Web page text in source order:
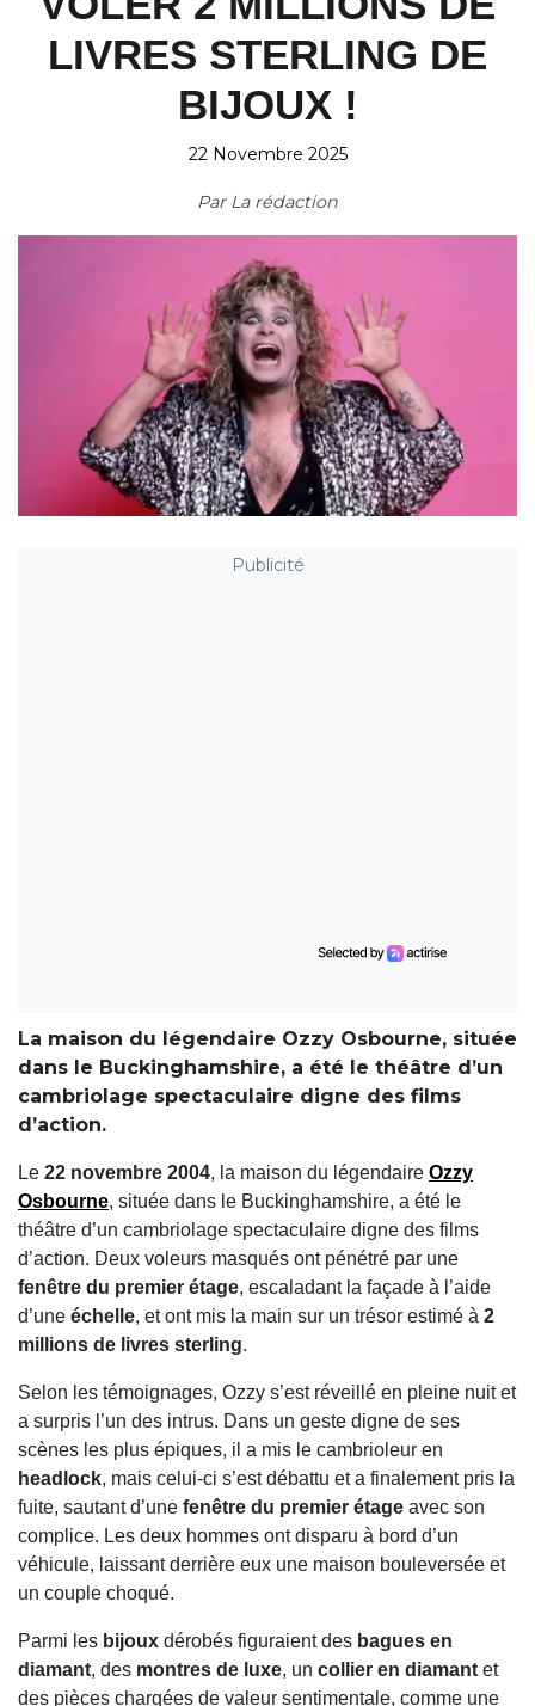
LIVRES STERLING DE
BIJOUX !
22 Novembre 2025
Par La rédaction
Publicité
La maison du légendaire Ozzy Osbourne, située
dans le Buckinghamshire, a été le théâtre d’un
cambriolage spectaculaire digne des films
d’action.
Le 22 novembre 2004, la maison du légendaire Ozzy
Osbourne, située dans le Buckinghamshire, a été le
théâtre d’un cambriolage spectaculaire digne des films
d’action. Deux voleurs masqués ont pénétré par une
fenêtre du premier étage, escaladant la façade à l’aide
d’une échelle, et ont mis la main sur un trésor estimé à 2
millions de livres sterling.
Selon les témoignages, Ozzy s’est réveillé en pleine nuit et
a surpris l’un des intrus. Dans un geste digne de ses
scènes les plus épiques, il a mis le cambrioleur en
headlock, mais celui-ci s’est débattu et a finalement pris la
fuite, sautant d’une fenêtre du premier étage avec son
complice. Les deux hommes ont disparu à bord d’un
véhicule, laissant derrière eux une maison bouleversée et
un couple choqué.
Parmi les bijoux dérobés figuraient des bagues en
diamant, des montres de luxe, un collier en diamant et
des pièces chargées de valeur sentimentale, comme une